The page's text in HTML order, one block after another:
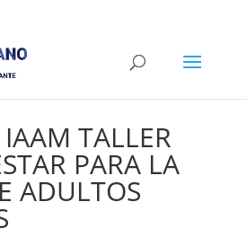
TALLER
PARA LA
ADULTOS